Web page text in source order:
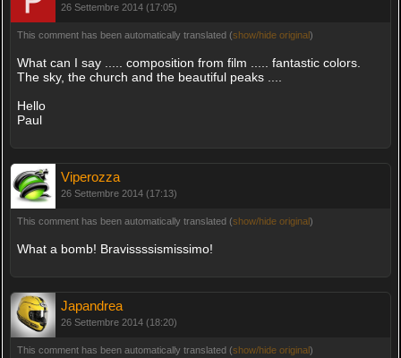
26 Settembre 2014 (17:05)
This comment has been automatically translated (show/hide original)
What can I say ..... composition from film ..... fantastic colors.
The sky, the church and the beautiful peaks ....
Hello
Paul
Viperozza
26 Settembre 2014 (17:13)
This comment has been automatically translated (show/hide original)
What a bomb! Bravissssismissimo!
Japandrea
26 Settembre 2014 (18:20)
This comment has been automatically translated (show/hide original)